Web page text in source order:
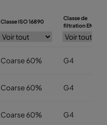
Classe ISO 16890
Classe de
filtration EN779
Coarse 60% G4
Coarse 60% G4
Coarse 60% G4